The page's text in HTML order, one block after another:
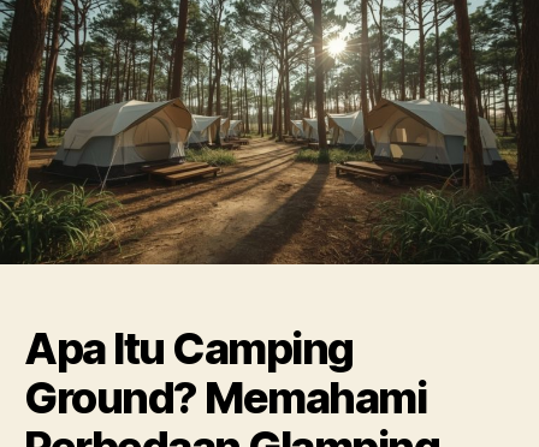
Apa Itu Camping
Ground? Memahami